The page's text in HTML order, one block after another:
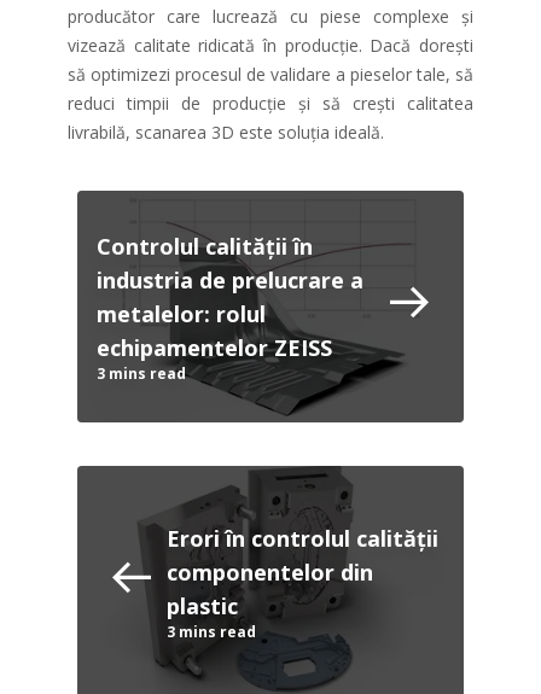
producător care lucrează cu piese complexe și
vizează calitate ridicată în producție. Dacă dorești
să optimizezi procesul de validare a pieselor tale, să
reduci timpii de producție și să crești calitatea
livrabilă, scanarea 3D este soluția ideală.
Controlul calității în
industria de prelucrare a
metalelor: rolul
echipamentelor ZEISS
3 mins read
Erori în controlul calității
componentelor din
plastic
3mins read